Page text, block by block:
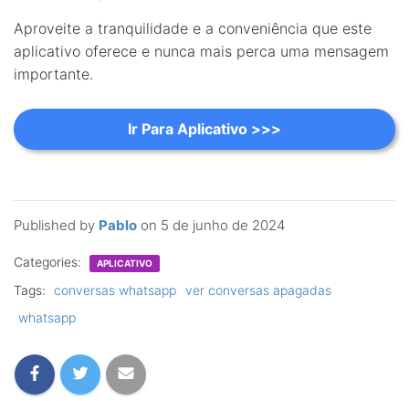
Published by Pablo on 5 de junho de 2024
Aproveite a tranquilidade e a conveniência que este
aplicativo oferece e nunca mais perca uma mensagem
importante.
Ir Para Aplicativo >>>
Categories: APLICATIVO
Tags: conversas whatsapp ver conversas apagadas
whatsapp